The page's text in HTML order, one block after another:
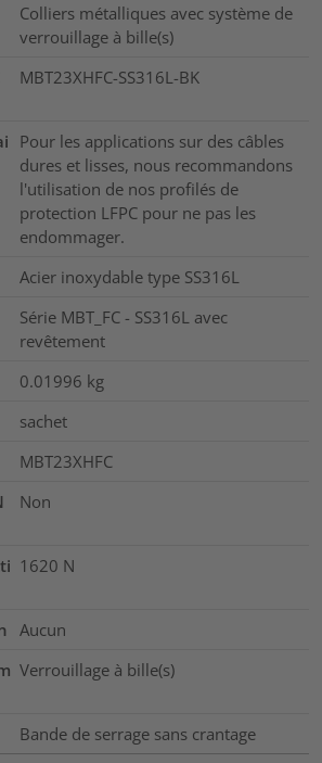
Colliers métalliques avec système de
verrouillage à bille(s)
MBT23XHFC-SS316L-BK
Pour les applications sur des câbles
dures et lisses, nous recommandons
l'utilisation de nos profilés de
protection LFPC pour ne pas les
endommager.
Acier inoxydable type SS316L
Série MBT_FC - SS316L avec
revêtement
0.01996 kg
sachet
MBT23XHFC
Non
1620 N
Aucun
Verrouillage à bille(s)
Bande de serrage sans crantage